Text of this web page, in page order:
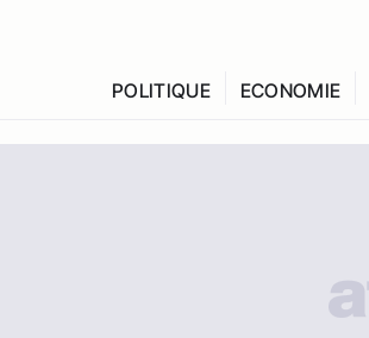
POLITIQUE ECONOMIE